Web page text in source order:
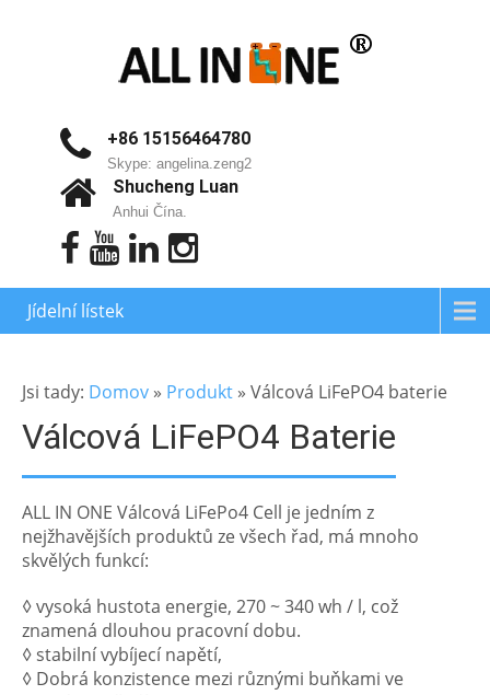
+86 15156464780
Skype: angelina.zeng2
Shucheng Luan
Anhui Čína.
Jídelní lístek
Jsi tady: Domov » Produkt » Válcová LiFePO4 baterie
Válcová LiFePO4 Baterie
ALL IN ONE Válcová LiFePo4 Cell je jedním z
nejžhavějších produktů ze všech řad, má mnoho
skvělých funkcí:
◊ vysoká hustota energie, 270 ~ 340 wh / l, což
znamená dlouhou pracovní dobu.
◊ stabilní vybíjecí napětí,
◊ Dobrá konzistence mezi různými buňkami ve